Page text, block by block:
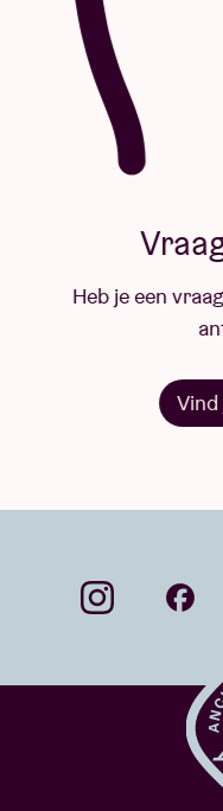
Heb je een